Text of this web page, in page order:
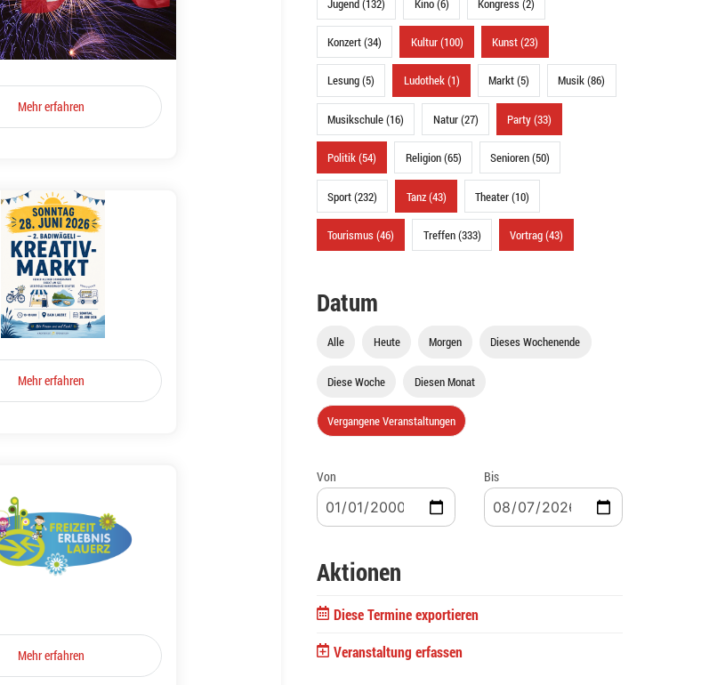
Mehr erfahren
Mehr erfahren
Mehr erfahren
Jugend (132) Kino (6) Kongress (2)
Konzert (34) Kultur (100) Kunst (23)
Lesung (5) Ludothek (1) Markt (5) Musik (86)
Musikschule (16) Natur (27) Party (33)
Politik (54) Religion (65) Senioren (50)
Sport (232) Tanz (43) Theater (10)
Tourismus (46) Treffen (333) Vortrag (43)
Datum
Alle Heute Morgen Dieses Wochenende
Diese Woche Diesen Monat
Vergangene Veranstaltungen
Von Bis
Aktionen
Diese Termine exportieren
Veranstaltung erfassen